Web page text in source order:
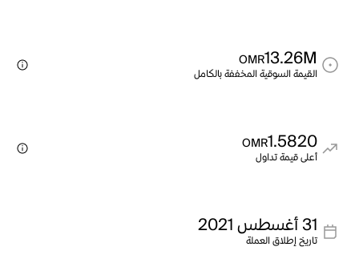
13.26M
OMR
القيمة السوقية المخففة بالكامل
1.5820
OMR
أعلى قيمة تداول
31 أغسطس 2021
تاريخ إطلاق العملة